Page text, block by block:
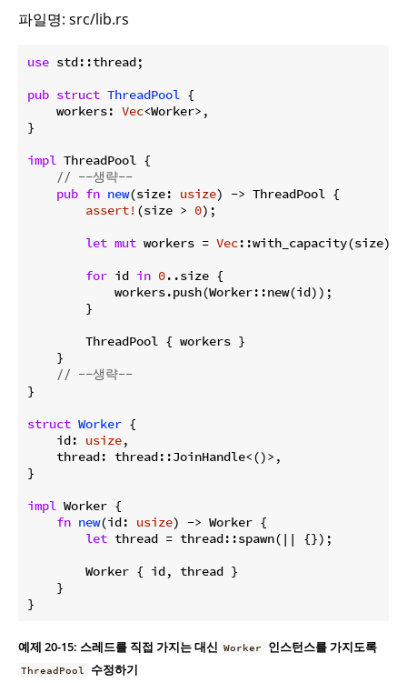
파일명: src/lib.rs
use std::thread;
pub struct ThreadPool {
    workers:
Vec<Worker>,
}
impl ThreadPool {
// --생략--
pub fn new(size: usize) -> ThreadPool {
assert! (size > 0);
let mut workers = Vec::with_capacity(size);
for id in 0..size {
            workers.push(Worker::new(id));
        }
        ThreadPool { workers }
    }
// --생략--
}
struct Worker {
    id:
usize,
    thread: thread::JoinHandle<()>,
}
impl Worker {
fn new(id: usize) -> Worker {
let thread = thread::spawn(|| {});
        Worker { id, thread }
    }
}
예제 20-15: 스레드를 직접 가지는 대신 Worker 인스턴스를 가지도록
ThreadPool 수정하기